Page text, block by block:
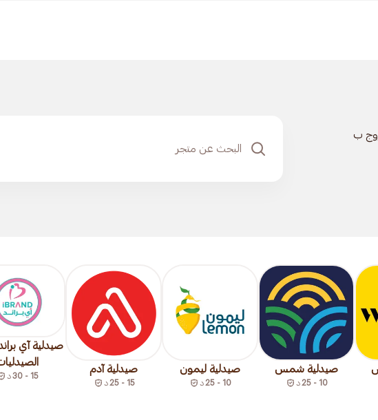
ب
صيدلية شمس
10 - 25 د
صيدلية ليمون
10 - 25 د
صيدلية آدم
15 - 25 د
صيدلية آي
15 - 30 د